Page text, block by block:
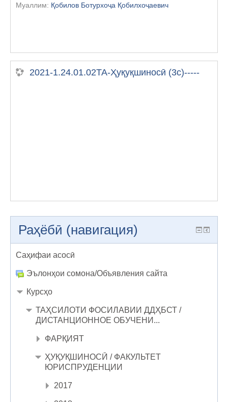
Муаллим: Қобилов Ботурхоҷа Қобилхоҷаевич
2021-1.24.01.02ТА-Ҳуқуқшиносӣ (3с)-----
Раҳёбӣ (навигация)
Саҳифаи асосӣ
Эълонҳои сомона/Объявления сайта
Курсҳо
ТАҲСИЛОТИ ФОСИЛАВИИ ДДҲБСТ /
ДИСТАНЦИОННОЕ ОБУЧЕНИ...
ФАРҚИЯТ
ҲУҚУҚШИНОСӢ / ФАКУЛЬТЕТ
ЮРИСПРУДЕНЦИИ
2017